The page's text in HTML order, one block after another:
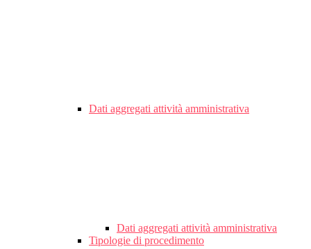
Dati aggregati attività amministrativa
Dati aggregati attività amministrativa
Tipologie di procedimento